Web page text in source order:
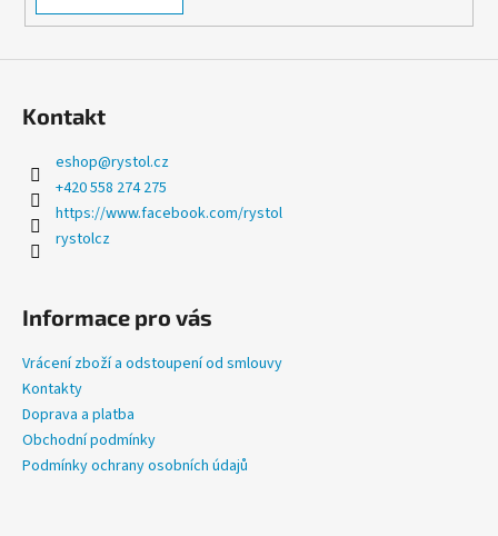
s
Kontakt
eshop@rystol.cz
+420 558 274 275
https://www.facebook.com/rystol
rystolcz
Informace pro vás
Vrácení zboží a odstoupení od smlouvy
Kontakty
Doprava a platba
Obchodní podmínky
Podmínky ochrany osobních údajů